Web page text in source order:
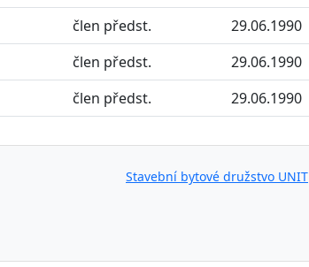
člen předst.
29.06.1990
člen předst.
29.06.1990
člen předst. 29.06.1990
Stavební bytové družstvo UNIT